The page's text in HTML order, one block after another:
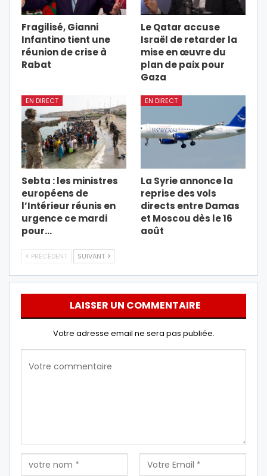
Fragilisé, Gianni
Infantino tient une
réunion de crise à
Rabat
Le Qatar accuse
Israël de retarder la
mise en œuvre du
plan de paix pour
Gaza
EN DIRECT
Sebta : les ministres
européens de
l’Intérieur réunis en
urgence ce mardi
pour…
EN DIRECT
La Syrie annonce la
reprise des vols
directs entre Damas
et Moscou dès le 16
août
PRÉCÉDENT SUIVANT
LAISSER UN COMMENTAIRE
Votre adresse email ne sera pas publiée.